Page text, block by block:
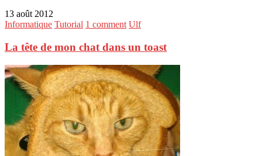
13 août 2012
Informatique Tutorial 1 comment Ulf
La tête de mon chat dans un toast